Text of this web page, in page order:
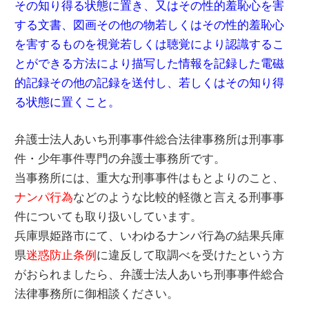
その知り得る状態に置き、又はその性的羞恥心を害
する文書、図画その他の物若しくはその性的羞恥心
を害するものを視覚若しくは聴覚により認識するこ
とができる方法により描写した情報を記録した電磁
的記録その他の記録を送付し、若しくはその知り得
る状態に置くこと。
弁護士法人あいち刑事事件総合法律事務所は刑事事
件・少年事件専門の弁護士事務所です。
当事務所には、重大な刑事事件はもとよりのこと、
ナンパ行為などのような比較的軽微と言える刑事事
件についても取り扱いしています。
兵庫県姫路市にて、いわゆるナンパ行為の結果兵庫
県迷惑防止条例に違反して取調べを受けたという方
がおられましたら、弁護士法人あいち刑事事件総合
法律事務所に御相談ください。